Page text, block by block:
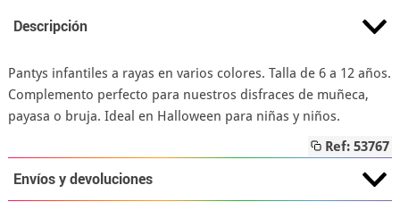
Descripción
Pantys infantiles a rayas en varios colores. Talla de 6 a 12 años.
Complemento perfecto para nuestros disfraces de muñeca,
payasa o bruja. Ideal en Halloween para niñas y niños.
Ref: 53767
Envíos y devoluciones